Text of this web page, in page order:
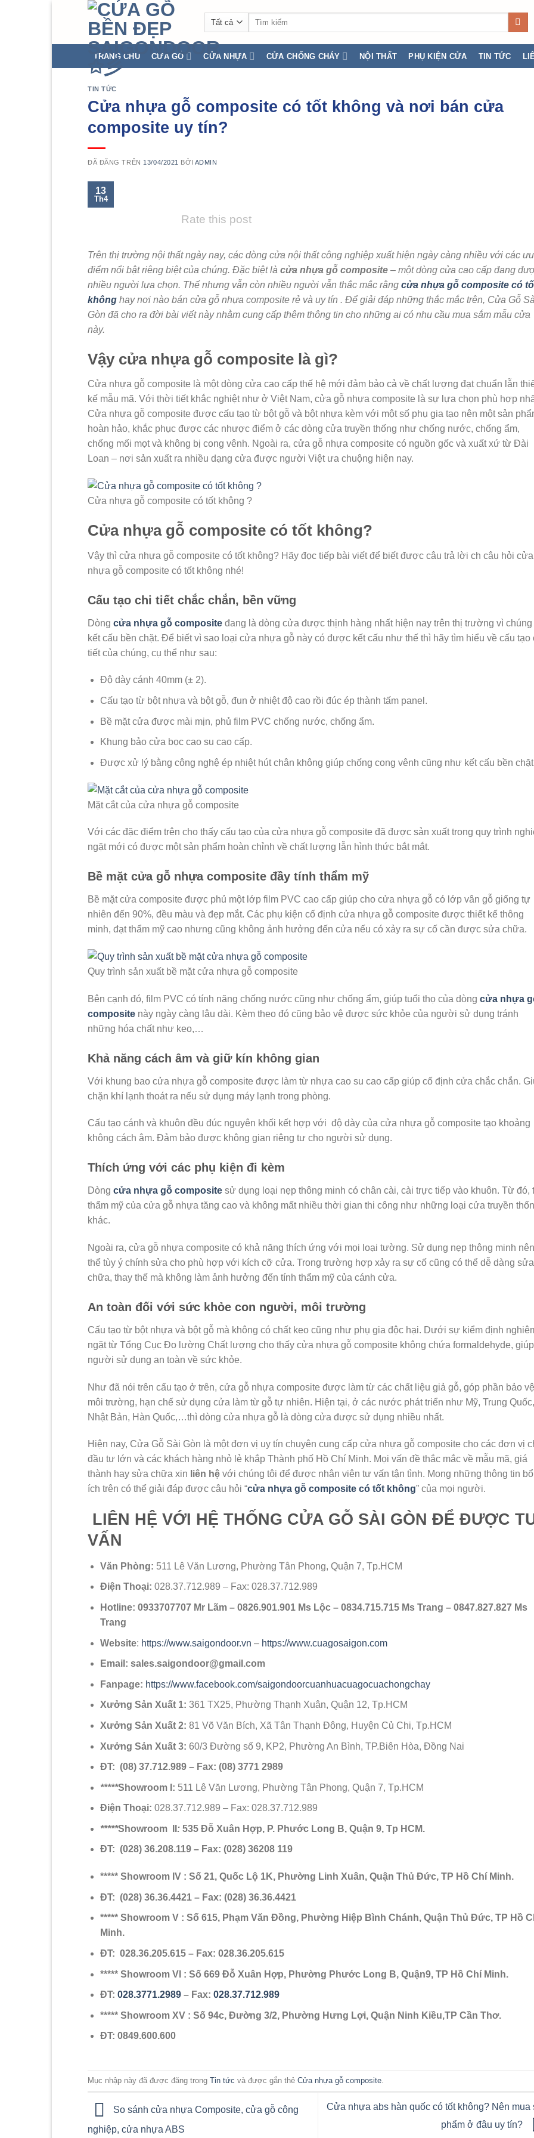
Tìm
TRANG CHỦ CỬA GỖ CỬA NHỰA CỬA CHỐNG CHÁY NỘI THẤT PHỤ KIỆN CỬA TIN TỨC
TIN TỨC
Cửa nhựa gỗ composite có tốt không và nơi bán cửa
composite uy tín?
ĐÃ ĐĂNG TRÊN 13/04/2021 BỞI ADMIN
13
Th4
Rate this post
Trên thị trường nội thất ngày nay, các dòng cửa nội thất công nghiệp xuất hiện ngày càng nhiều với các ưu
điểm nổi bật riêng biệt của chúng. Đặc biệt là cửa nhựa gỗ composite – một dòng cửa cao cấp đang
nhiều người lựa chọn. Thế nhưng vẫn còn nhiều người vẫn thắc mắc rằng cửa nhựa gỗ composite có
không hay nơi nào bán cửa gỗ nhựa composite rẻ và uy tín . Để giải đáp những thắc mắc trên, Cửa Gỗ
Gòn đã cho ra đời bài viết này nhằm cung cấp thêm thông tin cho những ai có nhu cầu mua sắm mẫu cửa
này.
Vậy cửa nhựa gỗ composite là gì?
Cửa nhựa gỗ composite là một dòng cửa cao cấp thế hệ mới đảm bảo cả về chất lượng đạt chuẩn lẫn
kế mẫu mã. Với thời tiết khắc nghiệt như ở Việt Nam, cửa gỗ nhựa composite là sự lựa chọn phù hợp
Cửa nhựa gỗ composite được cấu tạo từ bột gỗ và bột nhựa kèm với một số phụ gia tạo nên một sản
hoàn hảo, khắc phục được các nhược điểm ở các dòng cửa truyền thống như chống nước, chống ẩm,
chống mối mọt và không bị cong vênh. Ngoài ra, cửa gỗ nhựa composite có nguồn gốc và xuất xứ từ Đài
Loan – nơi sản xuất ra nhiều dạng cửa được người Việt ưa chuộng hiện nay.
Cửa nhựa gỗ composite có tốt không ?
Cửa nhựa gỗ composite có tốt không?
Vậy thì cửa nhựa gỗ composite có tốt không? Hãy đọc tiếp bài viết để biết được câu trả lời ch câu hỏi cửa
nhựa gỗ composite có tốt không nhé!
Cấu tạo chi tiết chắc chắn, bền vững
Dòng cửa nhựa gỗ composite đang là dòng cửa được thịnh hàng nhất hiện nay trên thị trường vì chúng
kết cấu bền chặt. Để biết vì sao loại cửa nhựa gỗ này có được kết cấu như thế thì hãy tìm hiểu về cấu tạo
tiết của chúng, cụ thể như sau:
Độ dày cánh 40mm (± 2).
Cấu tạo từ bột nhựa và bột gỗ, đun ở nhiệt độ cao rồi đúc ép thành tấm panel.
Bề mặt cửa được mài mịn, phủ film PVC chống nước, chống ẩm.
Khung bảo cửa bọc cao su cao cấp.
Được xử lý bằng công nghệ ép nhiệt hút chân không giúp chống cong vênh cũng như kết cấu bền
Mặt cắt của cửa nhựa gỗ composite
Với các đặc điểm trên cho thấy cấu tạo của cửa nhựa gỗ composite đã được sản xuất trong quy trình
ngặt mới có được một sản phẩm hoàn chỉnh về chất lượng lẫn hình thức bắt mắt.
Bề mặt cửa gỗ nhựa composite đầy tính thẩm mỹ
Bề mặt cửa composite được phủ một lớp film PVC cao cấp giúp cho cửa nhựa gỗ có lớp vân gỗ giống tự
nhiên đến 90%, đều màu và đẹp mắt. Các phụ kiện cố định cửa nhựa gỗ composite được thiết kế thông
minh, đạt thẩm mỹ cao nhưng cũng không ảnh hưởng đến cửa nếu có xảy ra sự cố cần được sửa chữa.
Quy trình sản xuất bề mặt cửa nhựa gỗ composite
Bên cạnh đó, film PVC có tính năng chống nước cũng như chống ẩm, giúp tuổi thọ của dòng cửa nhựa
composite này ngày càng lâu dài. Kèm theo đó cũng bảo vệ được sức khỏe của người sử dụng tránh
những hóa chất như keo,…
Khả năng cách âm và giữ kín không gian
Với khung bao cửa nhựa gỗ composite được làm từ nhựa cao su cao cấp giúp cố định cửa chắc chắn.
chặn khí lạnh thoát ra nếu sử dụng máy lạnh trong phòng.
Cấu tạo cánh và khuôn đều đúc nguyên khối kết hợp với độ dày của cửa nhựa gỗ composite tạo khoảng
không cách âm. Đảm bảo được không gian riêng tư cho người sử dụng.
Thích ứng với các phụ kiện đi kèm
Dòng cửa nhựa gỗ composite sử dụng loại nẹp thông minh có chân cài, cài trực tiếp vào khuôn. Từ đó,
thẩm mỹ của cửa gỗ nhựa tăng cao và không mất nhiều thời gian thi công như những loại cửa truyền
khác.
Ngoài ra, cửa gỗ nhựa composite có khả năng thích ứng với mọi loại tường. Sử dụng nẹp thông minh
thể tùy ý chính sửa cho phù hợp với kích cỡ cửa. Trong trường hợp xảy ra sự cố cũng có thể dễ dàng sửa
chữa, thay thế mà không làm ảnh hưởng đến tính thẩm mỹ của cánh cửa.
An toàn đối với sức khỏe con người, môi trường
Cấu tạo từ bột nhựa và bột gỗ mà không có chất keo cũng như phụ gia độc hại. Dưới sự kiểm định
ngặt từ Tổng Cục Đo lường Chất lượng cho thấy cửa nhựa gỗ composite không chứa formaldehyde, giúp
người sử dụng an toàn về sức khỏe.
Như đã nói trên cấu tạo ở trên, cửa gỗ nhựa composite được làm từ các chất liệu giả gỗ, góp phần bảo vệ
môi trường, hạn chế sử dụng cửa làm từ gỗ tự nhiên. Hiện tại, ở các nước phát triển như Mỹ, Trung Quốc,
Nhật Bản, Hàn Quốc,…thì dòng cửa nhựa gỗ là dòng cửa được sử dụng nhiều nhất.
Hiện nay, Cửa Gỗ Sài Gòn là một đơn vị uy tín chuyên cung cấp cửa nhựa gỗ composite cho các đơn vị
đầu tư lớn và các khách hàng nhỏ lẻ khắp Thành phố Hồ Chí Minh. Mọi vấn đề thắc mắc về mẫu mã, giá
thành hay sửa chữa xin liên hệ với chúng tôi để được nhân viên tư vấn tận tình. Mong những thông tin bổ
ích trên có thể giải đáp được câu hỏi “cửa nhựa gỗ composite có tốt không” của mọi người.
LIÊN HỆ VỚI HỆ THỐNG CỬA GỖ SÀI GÒN ĐỂ ĐƯỢC
VẤN
Văn Phòng: 511 Lê Văn Lương, Phường Tân Phong, Quận 7, Tp.HCM
Điện Thoại: 028.37.712.989 – Fax: 028.37.712.989
Hotline: 0933707707 Mr Lãm – 0826.901.901 Ms Lộc – 0834.715.715 Ms Trang – 0847.827.827 Ms
Trang
Website: https://www.saigondoor.vn – https://www.cuagosaigon.com
Email: sales.saigondoor@gmail.com
Fanpage: https://www.facebook.com/saigondoorcuanhuacuagocuachongchay
Xưởng Sản Xuất 1: 361 TX25, Phường Thạnh Xuân, Quận 12, Tp.HCM
Xưởng Sản Xuất 2: 81 Võ Văn Bích, Xã Tân Thạnh Đông, Huyện Củ Chi, Tp.HCM
Xưởng Sản Xuất 3: 60/3 Đường số 9, KP2, Phường An Bình, TP.Biên Hòa, Đồng Nai
ĐT: (08) 37.712.989 – Fax: (08) 3771 2989
*****Showroom I: 511 Lê Văn Lương, Phường Tân Phong, Quận 7, Tp.HCM
Điện Thoại: 028.37.712.989 – Fax: 028.37.712.989
*****Showroom II :535 Đỗ Xuân Hợp, P. Phước Long B, Quận 9, Tp HCM.
ĐT: (028) 36.208.119 – Fax: (028) 36208 119
***** Showroom IV : Số 21, Quốc Lộ 1K, Phường Linh Xuân, Quận Thủ Đức, TP Hồ Chí Minh.
ĐT: (028) 36.36.4421 – Fax: (028) 36.36.4421
***** Showroom V : Số 615, Phạm Văn Đồng, Phường Hiệp Bình Chánh, Quận Thủ Đức, TP Hồ
Minh.
ĐT: 028.36.205.615 – Fax: 028.36.205.615
***** Showroom VI : Số 669 Đỗ Xuân Hợp, Phường Phước Long B, Quận9, TP Hồ Chí Minh.
ĐT: 028.3771.2989– Fax: 028.37.712.989
***** Showroom XV : Số 94c, Đường 3/2, Phường Hưng Lợi, Quận Ninh Kiều,TP Cần Thơ.
ĐT: 0849.600.600
Mục nhập này đã được đăng trong Tin tức và được gắn thẻ Cửa nhựa gỗ composite
So sánh cửa nhựa Composite, cửa gỗ công
nghiệp, cửa nhựa ABS
Cửa nhựa abs hàn quốc có tốt không? Nên mua
phẩm ở đâu uy tín?